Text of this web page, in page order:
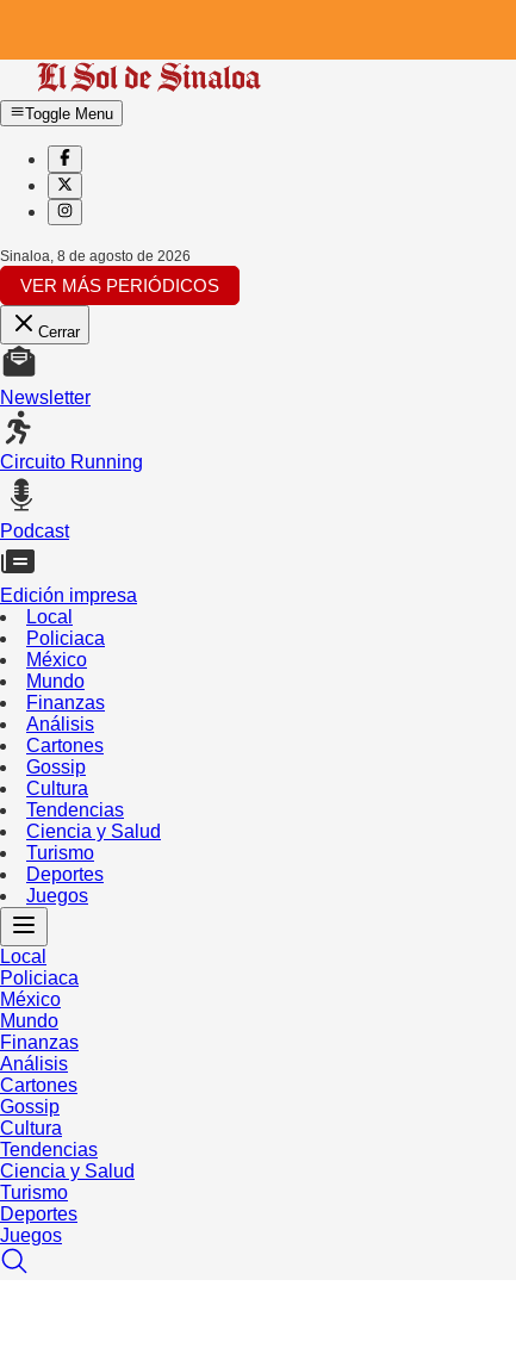
Toggle Menu
Sinaloa, 8 de agosto de 2026
VER MÁS PERIÓDICOS
Cerrar
Newsletter
Circuito Running
Podcast
Edición impresa
Local
Policiaca
México
Mundo
Finanzas
Análisis
Cartones
Gossip
Cultura
Tendencias
Ciencia y Salud
Turismo
Deportes
Juegos
Local
Policiaca
México
Mundo
Finanzas
Análisis
Cartones
Gossip
Cultura
Tendencias
Ciencia y Salud
Turismo
Deportes
Juegos